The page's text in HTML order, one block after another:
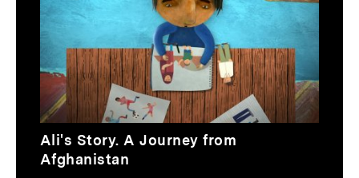
Video
Ali's Story. A Journey from
Afghanistan